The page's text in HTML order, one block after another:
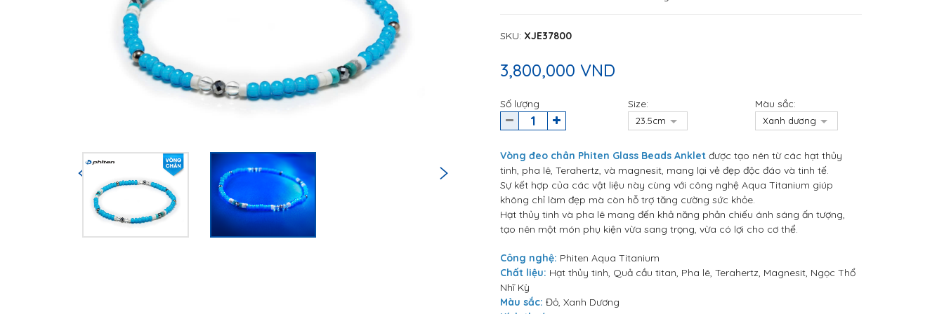
SKU: XJE37800
3,800,000 VND
Số lượng Size: Màu sắc:
Vòng đeo chân Phiten Glass Beads Anklet được tạo nên từ các hạt thủy
tinh, pha lê, Terahertz, và magnesit, mang lại vẻ đẹp độc đáo và tinh tế.
Sự kết hợp của các vật liệu này cùng với công nghệ Aqua Titanium giúp
không chỉ làm đẹp mà còn hỗ trợ tăng cường sức khỏe.
Hạt thủy tinh và pha lê mang đến khả năng phản chiếu ánh sáng ấn tượng,
tạo nên một món phụ kiện vừa sang trọng, vừa có lợi cho cơ thể.
Công nghệ: Phiten Aqua Titanium
Chất liệu: Hạt thủy tinh, Quả cầu titan, Pha lê, Terahertz, Magnesit, Ngọc Thổ
Nhĩ Kỳ
Màu sắc: Đỏ, Xanh Dương